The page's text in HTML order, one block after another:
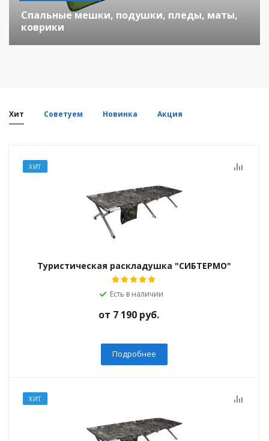
Спальные мешки, подушки, пледы, маты,
коврики
Хит Советуем Новинка Акция
ХИТ
Туристическая раскладушка "СИБТЕРМО"
Есть в наличии
от 7 190 руб.
Подробнее
ХИТ